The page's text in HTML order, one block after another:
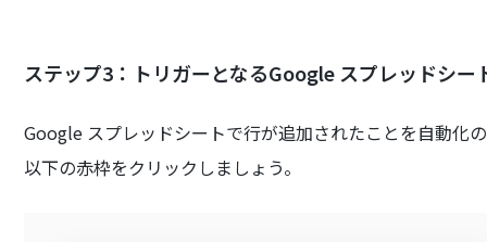
ステップ3：トリガーとなるGoogle スプレッドシー
Google スプレッドシートで行が追加されたことを自動化
以下の赤枠をクリックしましょう。